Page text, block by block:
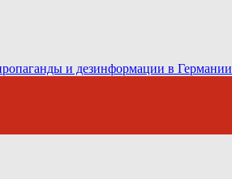
и дезинформации в Германии